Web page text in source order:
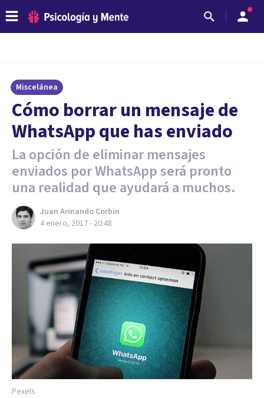
Miscelánea
Cómo borrar un mensaje de
WhatsApp que has enviado
La opción de eliminar mensajes
enviados por WhatsApp será pronto
una realidad que ayudará a muchos.
Juan Armando Corbin
4 enero, 2017 - 20:48
Pexels